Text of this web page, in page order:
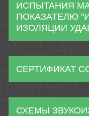
ИСПЫТАНИЯ
ПОКАЗАТЕЛЮ
ИЗОЛЯЦИИ
СЕРТИФИКАТ
СХЕМЫ